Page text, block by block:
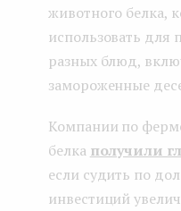
животного белка,
использовать для
разных блюд,
замороженные
Компании по
белка получили
если судить по
инвестиций